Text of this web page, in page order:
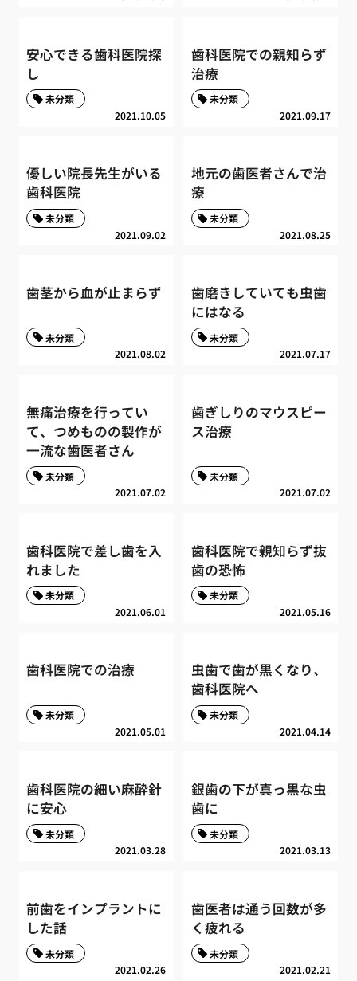
安心できる歯科医院探
し
2021.10.05
未分類
歯科医院での親知らず
治療
2021.09.17
未分類
優しい院長先生がいる
歯科医院
2021.09.02
未分類
地元の歯医者さんで治
療
2021.08.25
未分類
歯茎から血が止まらず
2021.08.02
未分類
歯磨きしていても虫歯
にはなる
2021.07.17
未分類
無痛治療を行ってい
て、つめものの製作が
一流な歯医者さん
2021.07.02
未分類
歯ぎしりのマウスピー
ス治療
2021.07.02
未分類
歯科医院で差し歯を入
れました
2021.06.01
未分類
歯科医院で親知らず抜
歯の恐怖
2021.05.16
未分類
歯科医院での治療
2021.05.01
未分類
虫歯で歯が黒くなり、
歯科医院へ
2021.04.14
未分類
歯科医院の細い麻酔針
に安心
2021.03.28
未分類
銀歯の下が真っ黒な虫
歯に
2021.03.13
未分類
前歯をインプラントに
した話
2021.02.26
未分類
歯医者は通う回数が多
く疲れる
2021.02.21
未分類